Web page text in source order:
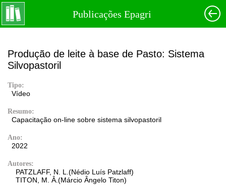
Publicações Epagri
Produção de leite à base de Pasto: Sistema
Silvopastoril
Tipo:
Vídeo
Resumo:
Capacitação on-line sobre sistema silvopastoril
Ano:
2022
Autores:
PATZLAFF, N. L.(Nédio Luís Patzlaff)
TITON, M. Â.(Márcio Ângelo Titon)